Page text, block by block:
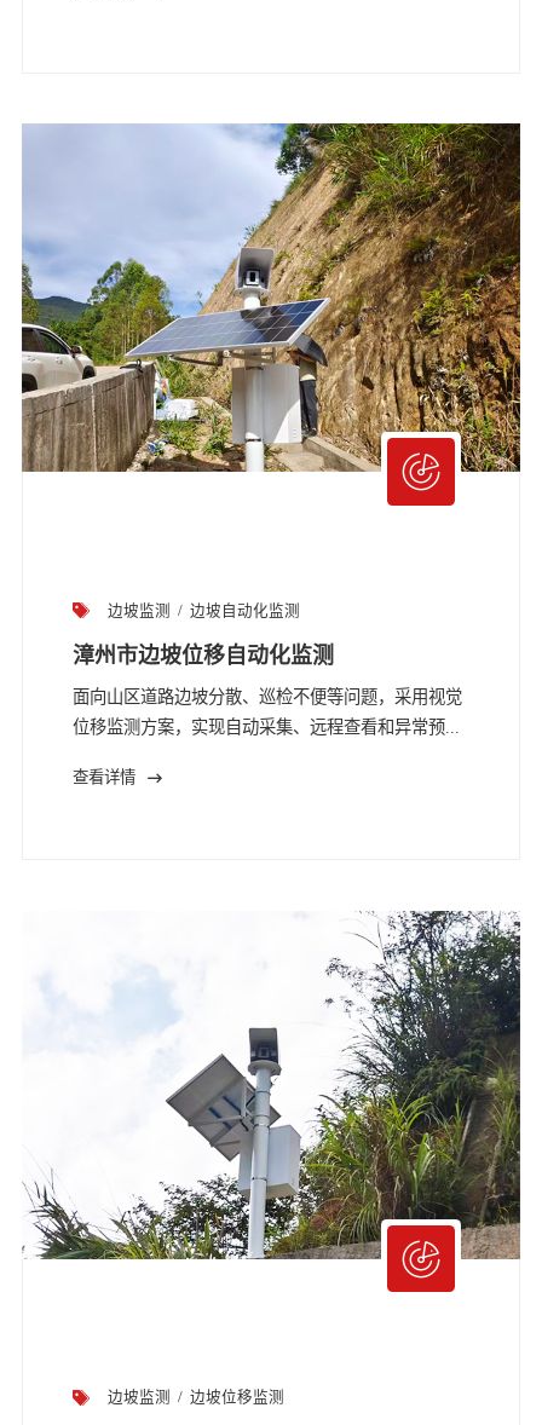
边坡监测 边坡自动化监测
漳州市边坡位移自动化监测
面向山区道路边坡分散、巡检不便等问题，采用视觉
位移监测方案，实现自动采集、远程查看和异常预...
查看详情
边坡监测 边坡位移监测